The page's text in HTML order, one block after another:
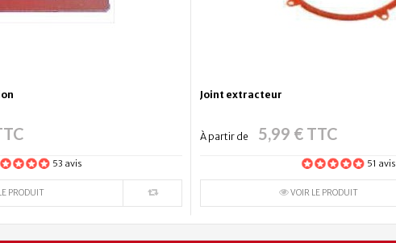
53 avis
PRODUIT
Joint extracteur
À partir de 5,99 € TTC
51 avis
VOIR LE PRODUIT